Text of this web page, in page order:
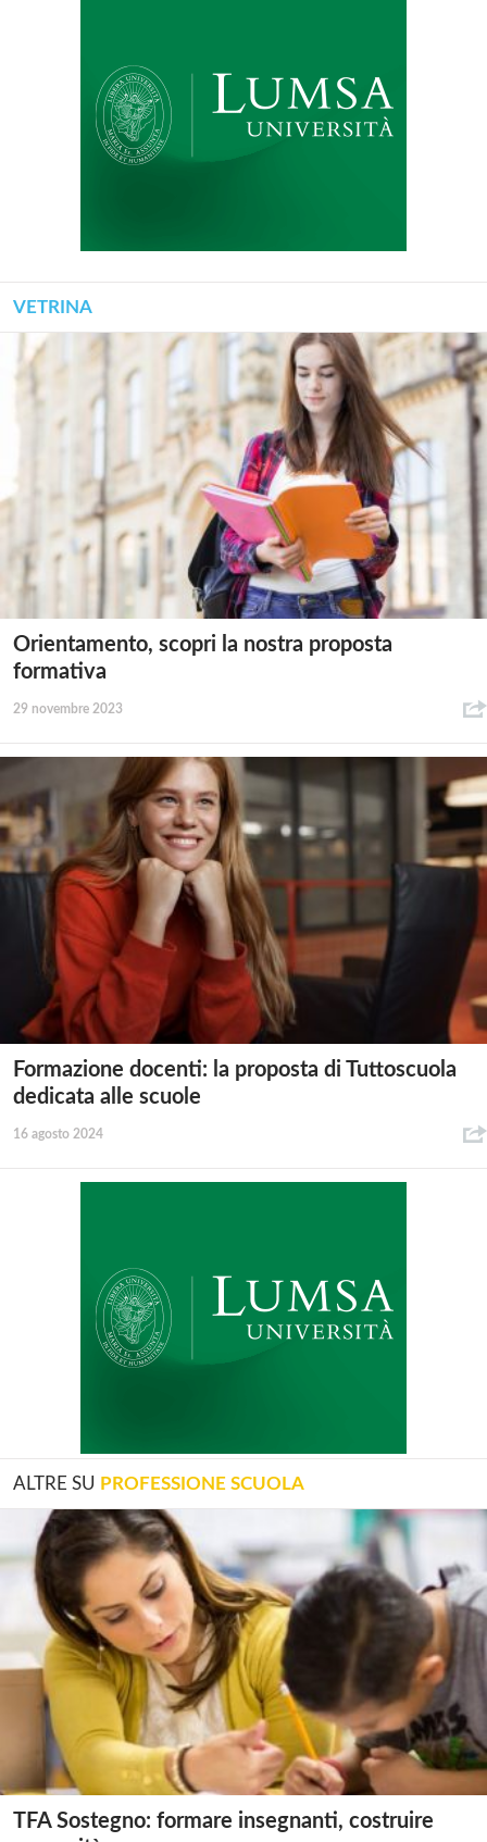
VETRINA
Orientamento, scopri la nostra proposta
formativa
29 novembre 2023
Formazione docenti: la proposta di Tuttoscuola
dedicata alle scuole
16 agosto 2024
ALTRE SU PROFESSIONE SCUOLA
TFA Sostegno: formare insegnanti, costruire